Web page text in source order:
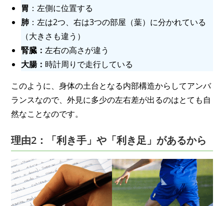
胃 ：左側に位置する
肺 ：左は2つ、右は3つの部屋（葉）に分かれている
（大きさも違う）
腎臓：左右の高さが違う
大腸： 時計周りで走行している
このように、身体の土台となる内部構造からしてアンバ
ランスなので、外見に多少の左右差が出るのはとても自
然なことなのです。
理由2：「利き手」や「利き足」があるから